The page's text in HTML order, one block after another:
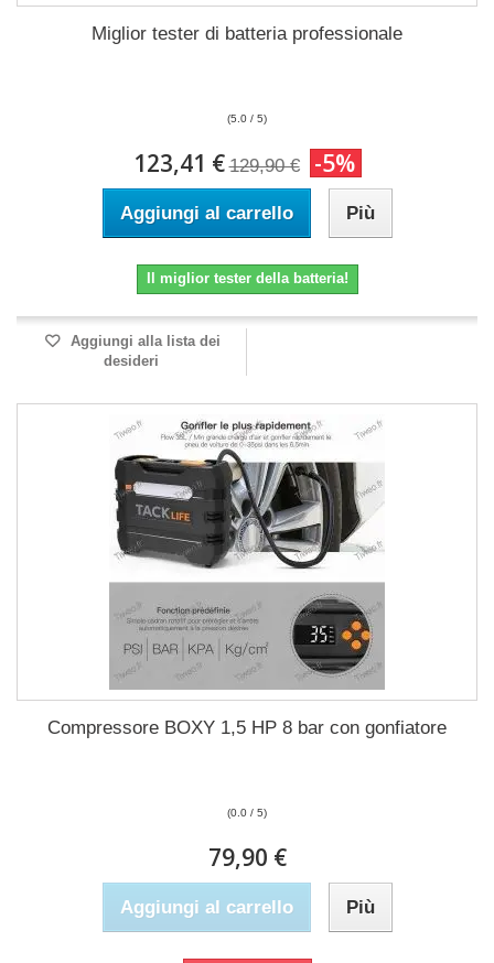
Miglior tester di batteria professionale
(5.0 / 5)
123,41 € 129,90 € -5%
Aggiungi al carrello Più
Il miglior tester della batteria!
Aggiungi alla lista dei
desideri
Compressore BOXY 1,5 HP 8 bar con gonfiatore
(0.0 / 5)
79,90 €
Aggiungi al carrello Più